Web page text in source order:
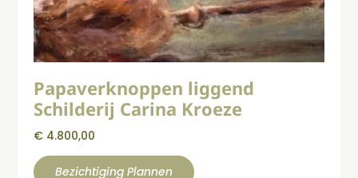
Papaverknoppen liggend
Schilderij Carina Kroeze
€ 4.800,00
Bezichtiging Plannen